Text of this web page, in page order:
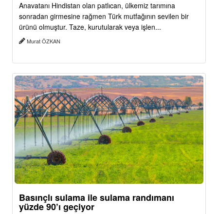
Anavatanı Hindistan olan patlıcan, ülkemiz tarımına
sonradan girmesine rağmen Türk mutfağının sevilen bir
ürünü olmuştur. Taze, kurutularak veya işlen...
Murat ÖZKAN
Basınçlı sulama ile sulama randımanı
yüzde 90’ı geçiyor